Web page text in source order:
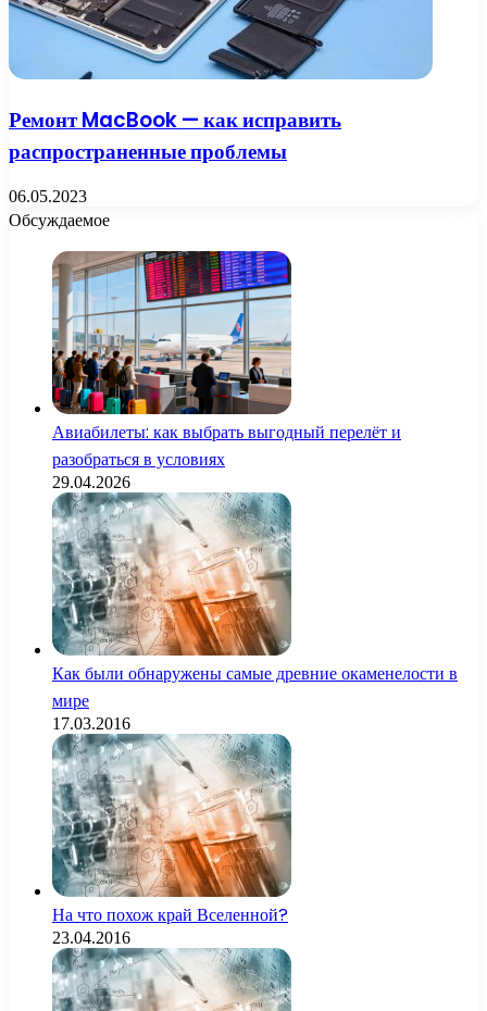
Ремонт MacBook — как исправить
распространенные проблемы
06.05.2023
Обсуждаемое
Авиабилеты: как выбрать выгодный перелёт и
разобраться в условиях
29.04.2026
Как были обнаружены самые древние окаменелости в
мире
17.03.2016
На что похож край Вселенной?
23.04.2016